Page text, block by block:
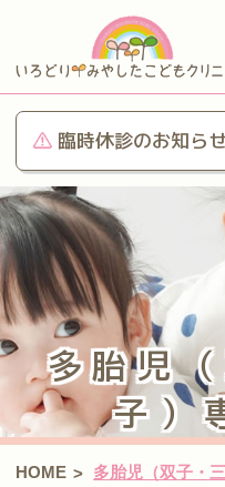
臨時休診のお知ら
多胎児
子）
HOME > 多胎児（双子・